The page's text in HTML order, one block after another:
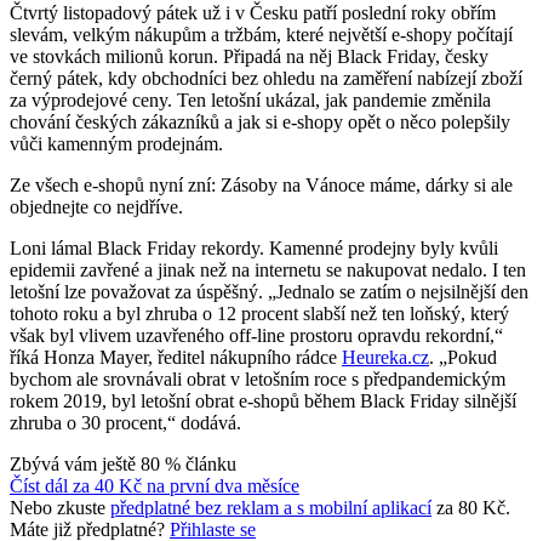
Čtvrtý listopadový pátek už i v Česku patří poslední roky obřím
slevám, velkým nákupům a tržbám, které největší e-shopy počítají
ve stovkách milionů korun. Připadá na něj Black Friday, česky
černý pátek, kdy obchodníci bez ohledu na zaměření nabízejí zboží
za výprodejové ceny. Ten letošní ukázal, jak pandemie změnila
chování českých zákazníků a jak si e-shopy opět o něco polepšily
vůči kamenným prodejnám.
Ze všech e-shopů nyní zní: Zásoby na Vánoce máme, dárky si ale
objednejte co nejdříve.
Loni lámal Black Friday rekordy. Kamenné prodejny byly kvůli
epidemii zavřené a jinak než na internetu se nakupovat nedalo. I ten
letošní lze považovat za úspěšný. „Jednalo se zatím o nejsilnější den
tohoto roku a byl zhruba o 12 procent slabší než ten loňský, který
však byl vlivem uzavřeného off-line prostoru opravdu rekordní,“
říká Honza Mayer, ředitel nákupního rádce Heureka.cz. „Pokud
bychom ale srovnávali obrat v letošním roce s předpandemickým
rokem 2019, byl letošní obrat e-shopů během Black Friday silnější
zhruba o 30 procent,“ dodává.
Zbývá vám ještě 80 % článku
Číst dál za 40 Kč na první dva měsíce
Nebo zkuste předplatné bez reklam a s mobilní aplikacíza 80 Kč.
Máte již předplatné? Přihlaste se